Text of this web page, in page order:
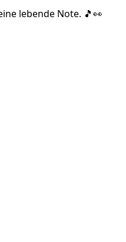
lebende Note. 🎵👀